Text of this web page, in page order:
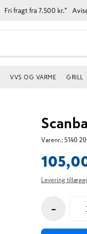
Fri fragt fra 7.500 kr.*
VVS OG VARME GRILL
Varenr.: 5140
Levering
-